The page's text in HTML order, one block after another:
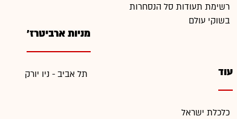
רשימת תעודות סל הנסחרות
בשוקי עולם
עוד
כלכלת ישראל
מניות ארביטרז'
תל אביב - ניו יורק